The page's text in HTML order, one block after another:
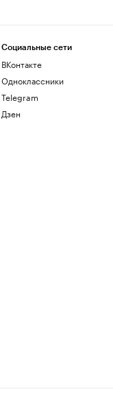
Социальные сети
ВКонтакте
Одноклассники
Telegram
Дзен